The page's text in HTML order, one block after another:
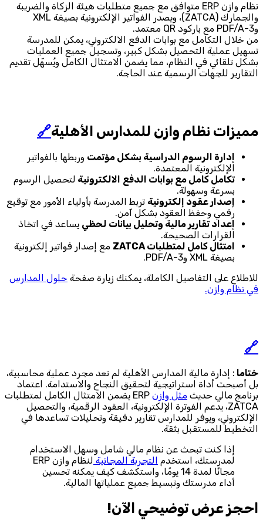
نظام وازن ERP متوافق مع جميع متطلبات هيئة الزكاة والضريبة
والجمارك (ZATCA)، ويصدر الفواتير الإلكترونية بصيغة XML
وPDF/A-3 مع باركود QR معتمد.
من خلال التكامل مع بوابات الدفع الالكتروني، يمكن للمدرسة
تسهيل عملية التحصيل بشكل كبير، وتسجيل جميع العمليات
بشكل تلقائي في النظام، مما يضمن الامتثال الكامل ويُسهّل تقديم
التقارير للجهات الرسمية عند الحاجة.
مميزات نظام وازن للمدارس الأهلية🔗
إدارة الرسوم الدراسية بشكل مؤتمت وربطها بالفواتير
الإلكترونية المعتمدة.
تكامل كامل مع بوابات الدفع الالكترونية لتحصيل الرسوم
بسرعة وسهولة.
إصدار عقود إلكترونية تربط المدرسة بأولياء الأمور مع توقيع
رقمي وحفظ العقود بشكل آمن.
إعداد تقارير مالية وتحليل بيانات لحظي يساعد في اتخاذ
القرارات الصحيحة.
امتثال كامل لمتطلبات ZATCA
مع إصدار فواتير إلكترونية
بصيغة XML وPDF/A-3.
للاطلاع على التفاصيل الكاملة، يمكنك زيارة صفحة حلول المدارس
في نظام وازن.
🔗
ختاما : إدارة مالية المدارس الأهلية لم تعد مجرد عملية محاسبية،
بل أصبحت أداة استراتيجية لتحقيق النجاح والاستدامة. اعتماد
برنامج مالي حديث مثل وازن
ERP يضمن الامتثال الكامل لمتطلبات
ZATCA، يدعم الفوترة الإلكترونية، العقود الرقمية، والتحصيل
الإلكتروني، ويوفر للمدارس تقارير دقيقة وتحليلات تساعدها في
التخطيط للمستقبل بثقة.
إذا كنت تبحث عن نظام مالي شامل وسهل الاستخدام
لمدرستك، استخدم التجربة المجانية
لنظام وازن ERP
مجانًا لمدة 14 يومًا، واستكشف كيف يمكنه تحسين
أداء مدرستك وتبسيط جميع عملياتها المالية.
احجز‎ عرض توضيحي الآن!